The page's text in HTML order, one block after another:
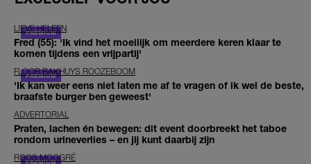
LIEVE HELEEN
Fred (55): 'Ik vind het moeilijk om meerdere keren klaar te
komen tijdens een vrijpartij'
FLOOR BAKHUYS ROOZEBOOM
'Ik kan weer eens niet laten me af te vragen of ik wel de beste,
braafste burger ben geweest'
ADVERTORIAL
Praten, lachen én bewegen: dit event doorbreekt het taboe
rondom urineverlies – en jij kunt daarbij zijn
ROOS MOGGRÉ